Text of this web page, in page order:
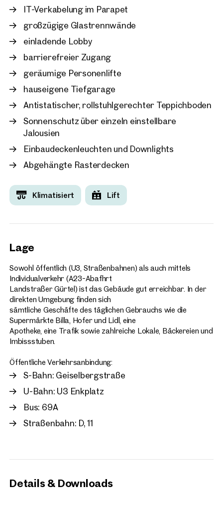
IT-Verkabelung im Parapet
großzügige Glastrennwände
einladende Lobby
barrierefreier Zugang
geräumige Personenlifte
hauseigene Tiefgarage
Antistatischer, rollstuhlgerechter Teppichboden
Sonnenschutz über einzeln einstellbare
Jalousien
Einbaudeckenleuchten und Downlights
Abgehängte Rasterdecken
Klimatisiert Lift
Lage
Sowohl öffentlich (U3, Straßenbahnen) als auch mittels
Individualverkehr (A23-Abafhrt
Landstraßer Gürtel) ist das Gebäude gut erreichbar. In der
direkten Umgebung finden sich
sämtliche Geschäfte des täglichen Gebrauchs wie die
Supermärkte Billa, Hofer und Lidl, eine
Apotheke, eine Trafik sowie zahlreiche Lokale, Bäckereien und
Imbissstuben.
Öffentliche Verkehrsanbindung:
S-Bahn: Geiselbergstraße
U-Bahn: U3 Enkplatz
Bus: 69A
Straßenbahn: D, 11
Details & Downloads